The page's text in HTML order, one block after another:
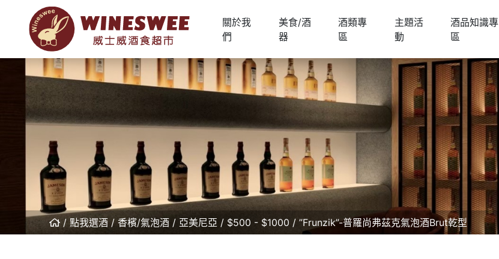
關於我
們
美食/酒
器
酒類專
區
主題活
動
酒品知識專
區
點我選酒 香檳/氣泡酒 亞美尼亞 $500 - $1000 ”Frunzik”-普羅尚弗茲克氣泡酒Brut乾型